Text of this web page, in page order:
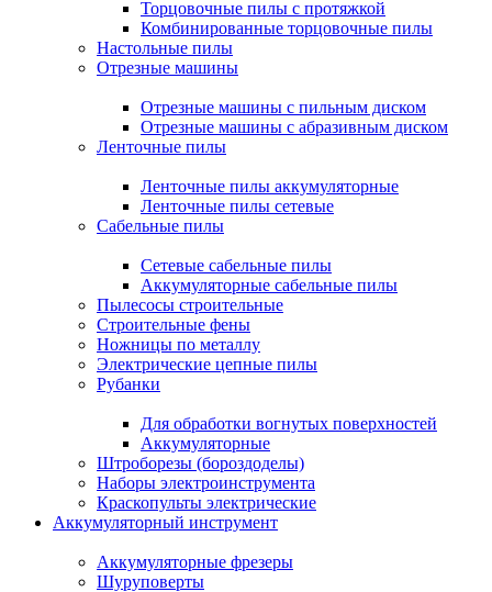
Торцовочные пилы с протяжкой
Комбинированные торцовочные пилы
Настольные пилы
Отрезные машины
Отрезные машины с пильным диском
Отрезные машины с абразивным диском
Ленточные пилы
Ленточные пилы аккумуляторные
Ленточные пилы сетевые
Сабельные пилы
Сетевые сабельные пилы
Аккумуляторные сабельные пилы
Пылесосы строительные
Строительные фены
Ножницы по металлу
Электрические цепные пилы
Рубанки
Для обработки вогнутых поверхностей
Аккумуляторные
Штроборезы (бороздоделы)
Наборы электроинструмента
Краскопульты электрические
Аккумуляторный инструмент
Аккумуляторные фрезеры
Шуруповерты